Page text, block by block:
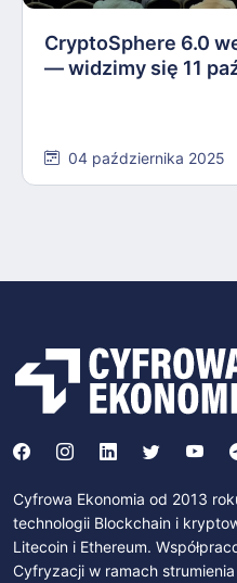
CryptoSphere 6.0
— widzimy się 11
04 października 2025
Cyfrowa Ekonomia od 2013
technologii Blockchain i
Litecoin i Ethereum.
Cyfryzacji w ramach